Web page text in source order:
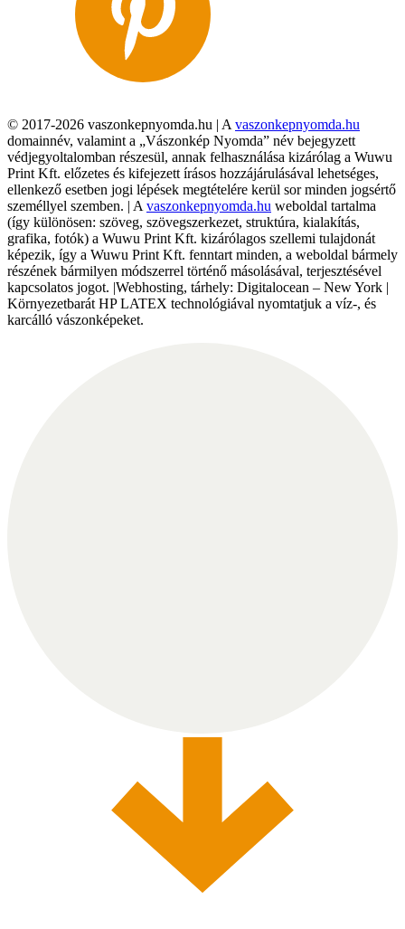
© 2017-2026 vaszonkepnyomda.hu | A vaszonkepnyomda.hu
domainnév, valamint a „Vászonkép Nyomda” név bejegyzett
védjegyoltalomban részesül, annak felhasználása kizárólag a Wuwu
Print Kft. előzetes és kifejezett írásos hozzájárulásával lehetséges,
ellenkező esetben jogi lépések megtételére kerül sor minden jogsértő
személlyel szemben. | A vaszonkepnyomda.hu weboldal tartalma
(így különösen: szöveg, szövegszerkezet, struktúra, kialakítás,
grafika, fotók) a Wuwu Print Kft. kizárólagos szellemi tulajdonát
képezik, így a Wuwu Print Kft. fenntart minden, a weboldal bármely
részének bármilyen módszerrel történő másolásával, terjesztésével
kapcsolatos jogot. |Webhosting, tárhely: Digitalocean – New York |
Környezetbarát HP LATEX technológiával nyomtatjuk a víz-, és
karcálló vászonképeket.